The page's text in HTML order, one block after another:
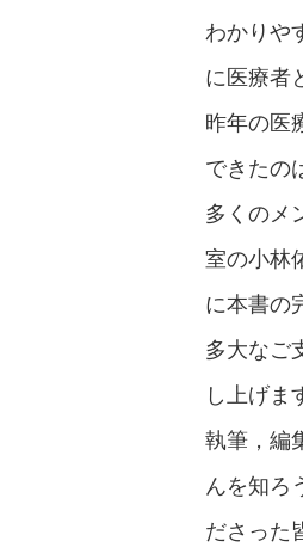
わかりや
に医療者
昨年の医
できたの
多くのメ
室の小林
に本書の
多大なご
し上げま
執筆，編
んを知ろ
ださった